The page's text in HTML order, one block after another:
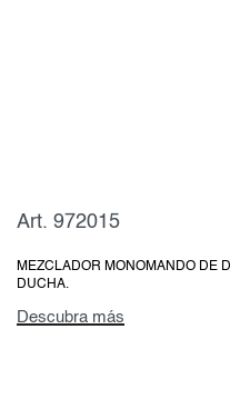
Art. 972015
MEZCLADOR MONOMANDO DE
DUCHA.
Descubra más